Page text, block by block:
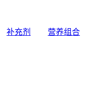
补充剂 营养组合